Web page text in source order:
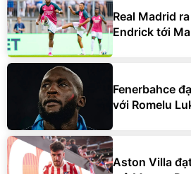
Real Madrid
Endrick tới
Fenerbahce
với Romelu
Aston Villa